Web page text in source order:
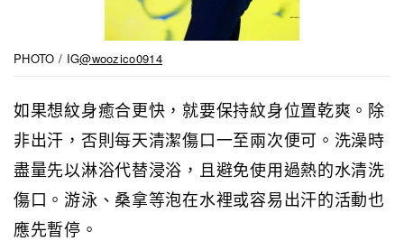
PHOTO / IG@woozico0914
如果想紋身癒合更快，就要保持紋身位置乾爽。除
非出汗，否則每天清潔傷口一至兩次便可。洗澡時
盡量先以淋浴代替浸浴，且避免使用過熱的水清洗
傷口。游泳、桑拿等泡在水裡或容易出汗的活動也
應先暫停。